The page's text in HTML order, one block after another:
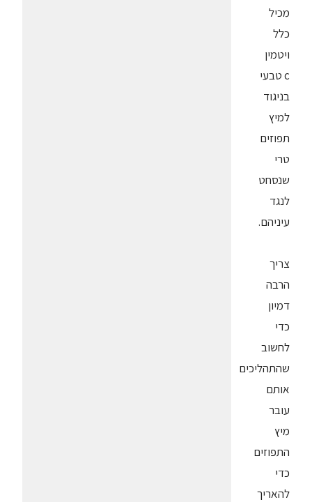
מכיל
כלל
ויטמין
c טבעי
בניגוד
למיץ
תפוזים
טרי
שנסחט
לנגד
עיניהם.
צריך
הרבה
דמיון
כדי
לחשוב
שהתהליכים
אותם
עובר
מיץ
התפוזים
כדי
להאריך